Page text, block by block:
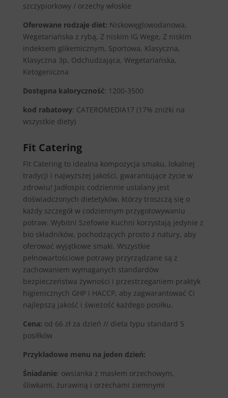
szczypiorkowy / orzechy włoskie
Oferowane rodzaje diet: Niskowęglowodanowa,
Wegetariańska z rybą, Z niskim IG Wege, Z niskim
indeksem glikemicznym, Sportowa, Klasyczna,
Klasyczna 3p, Odchudzająca, Wegetariańska,
Ketogeniczna
Dostępna kaloryczność: 1200-3500
kod rabatowy: CATEROMEDIA17 (17% zniżki na
wszystkie diety)
Fit Catering
Fit Catering to idealna kompozycja smaku, lokalnej
tradycji i najwyższej jakości, gwarantujące życie w
zdrowiu! Jadłospis codziennie ustalany jest
doświadczonych dietetyków, którzy troszczą się o
każdy szczegół w codziennym przygotowywaniu
potraw. Wybitni Szefowie Kuchni korzystają jedynie z
bio składników, pochodzących prosto z natury, aby
oferować wyjątkowe smaki. Wszystkie
pełnowartościowe potrawy przyrządzane są z
zachowaniem wymaganych standardów
bezpieczeństwa żywności i przestrzeganiem praktyk
higienicznych GHP i HACCP, aby zagwarantować Ci
najlepszą jakość i świeżość każdego posiłku.
Cena: od 66 zł za dzień // dieta typu standard 5
posiłków
Przykładowe menu na jeden dzień:
Śniadanie: owsianka z masłem orzechowym,
śliwkami, żurawiną i orzechami ziemnymi